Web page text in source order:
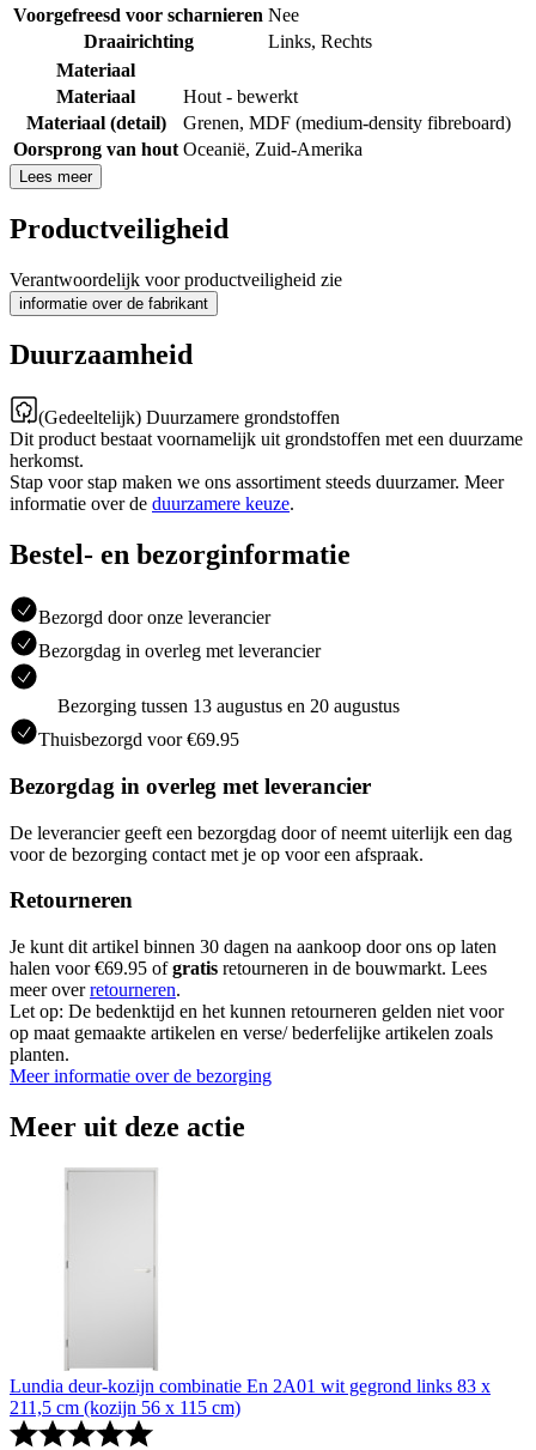
Voorgefreesd voor scharnieren Nee
Draairichting
Links, Rechts
Materiaal
Materiaal
Hout - bewerkt
Materiaal (detail)
Grenen, MDF (medium-density fibreboard)
Oorsprong van hout Oceanië, Zuid-Amerika
Lees meer
Productveiligheid
Verantwoordelijk voor productveiligheid zie
informatie over de fabrikant
Duurzaamheid
(Gedeeltelijk) Duurzamere grondstoffen
Dit product bestaat voornamelijk uit grondstoffen met een duurzame
herkomst.
Stap voor stap maken we ons assortiment steeds duurzamer. Meer
informatie over de duurzamere keuze.
Bestel- en bezorginformatie
Bezorgd door onze leverancier
Bezorgdag in overleg met leverancier
Bezorging tussen 13 augustus en 20 augustus
Thuisbezorgd voor €69.95
Bezorgdag in overleg met leverancier
De leverancier geeft een bezorgdag door of neemt uiterlijk een dag
voor de bezorging contact met je op voor een afspraak.
Retourneren
Je kunt dit artikel binnen 30 dagen na aankoop door ons op laten
halen voor €69.95 ofgratis retourneren in de bouwmarkt. Lees
meer overretourneren.
Let op: De bedenktijd en het kunnen retourneren gelden niet voor
op maat gemaakte artikelen en verse/ bederfelijke artikelen zoals
planten.
Meer informatie over de bezorging
Meer uit deze actie
Lundia deur-kozijn combinatie En 2A01 wit gegrond links 83 x
211,5 cm (kozijn 56 x 115 cm)